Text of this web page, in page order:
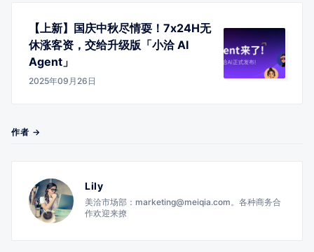
【上新】国庆中秋尽情耍！7x24H无
休涨客资，交给升级版「小洽 AI
Agent」
2025年09月26日
作者 →
Lily
美洽市场部：marketing@meiqia.com。各种商务合
作欢迎来撩